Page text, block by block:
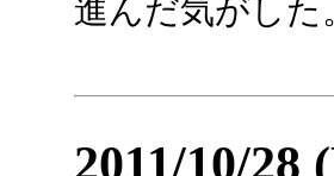
進んだ気がした
2011/10/28